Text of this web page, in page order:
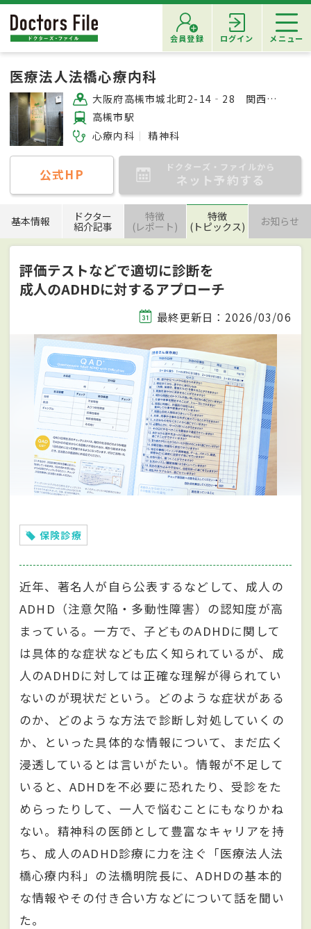
会員登録 ログイン メニュー
医療法人法橋心療内科
大阪府高槻市城北町2-14‐28 関西城北ビル303号
高槻市駅
心療内科
精神科
公式HP ドクターズ・ファイルから
ネット予約する
基本情報 ドクター
紹介記事
特徴
(レポート)
特徴
(トピックス) お知らせ
評価テストなどで適切に診断を
成人のADHDに対するアプローチ
最終更新日：2026/03/06
保険診療
近年、著名人が自ら公表するなどして、成人の
ADHD（注意欠陥・多動性障害）の認知度が高
まっている。一方で、子どものADHDに関して
は具体的な症状なども広く知られているが、成
人のADHDに対しては正確な理解が得られてい
ないのが現状だという。どのような症状がある
のか、どのような方法で診断し対処していくの
か、といった具体的な情報について、まだ広く
浸透しているとは言いがたい。情報が不足して
いると、ADHDを不必要に恐れたり、受診をた
めらったりして、一人で悩むことにもなりかね
ない。精神科の医師として豊富なキャリアを持
ち、成人のADHD診療に力を注ぐ「医療法人法
橋心療内科」の法橋明院長に、ADHDの基本的
な情報やその付き合い方などについて話を聞い
た。